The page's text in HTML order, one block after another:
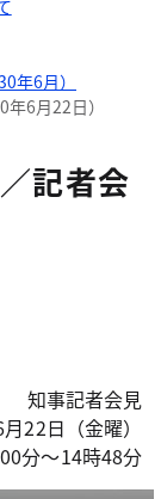
年6月）
6月22日）
記者会
知事記者会見
22日（金曜）
分～14時48分